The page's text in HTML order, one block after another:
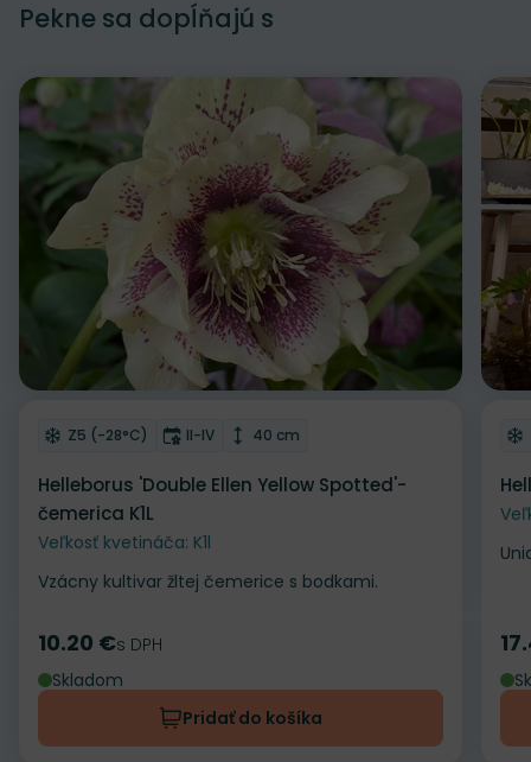
Pekne sa dopĺňajú s
Odober do zoznamu želaní
Mrazuvzdornosť
Z5 (-28°C) Doba kvitnutia
II-IV Výška rastliny
40 cm
Helleborus 'Double Ellen Yellow Spotted'-
čemerica K1L
Veľkosť kvetináča: K1l
Vzácny kultivar žltej čemerice s bodkami.
Cena
10.20 €s DPH
Skladom
Pridať do košíka